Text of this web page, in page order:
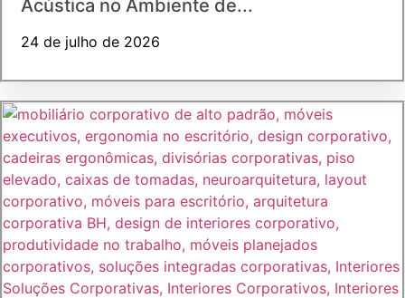
Acústica no Ambiente de...
24 de julho de 2026